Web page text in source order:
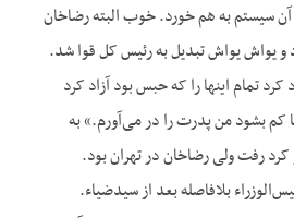
سیستم به هم خورد. خوب البته رضاخان
و یواش یواش تبدیل به رئیس کل قوا شد.
کرد تمام اینها را که حبس بود آزاد کرد
کم بشود من پدرت را در می‌‌‌‌آورم.» به
رفت ولی رضاخان در تهران بود.
بلافاصله بعد از سیدضياء.